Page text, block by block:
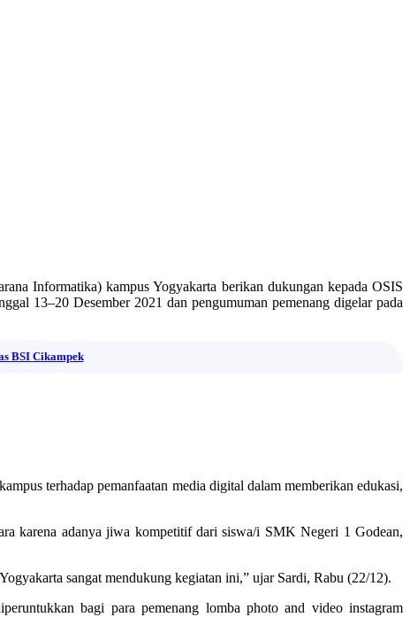
Informatika) kampus Yogyakarta berikan dukungan kepada OSIS
13–20 Desember 2021 dan pengumuman pemenang digelar pada
BSI Cikampek
terhadap pemanfaatan media digital dalam memberikan edukasi,
karena adanya jiwa kompetitif dari siswa/i SMK Negeri 1 Godean,
sangat mendukung kegiatan ini,” ujar Sardi, Rabu (22/12).
bagi para pemenang lomba photo and video instagram